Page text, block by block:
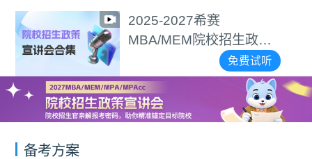
2025-2027希赛
MBA/MEM院校招生政策
免费试听
备考方案